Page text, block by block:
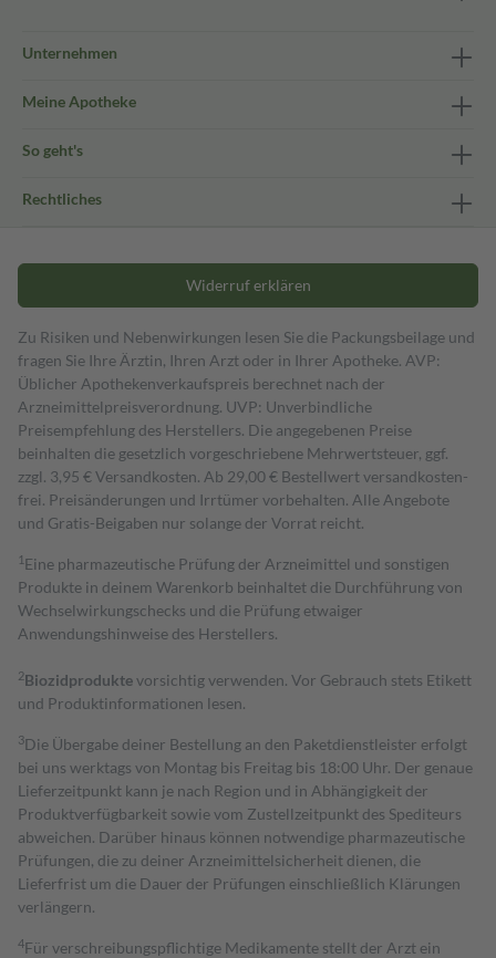
Unternehmen
Meine Apotheke
So geht's
Rechtliches
Widerruf erklären
Zu Risiken und Nebenwirkungen lesen Sie die Packungsbeilage und
fragen Sie Ihre Ärztin, Ihren Arzt oder in Ihrer Apotheke. AVP:
Üblicher Apothekenverkaufspreis berechnet nach der
Arzneimittelpreisverordnung. UVP: Unverbindliche
Preisempfehlung des Herstellers. Die angegebenen Preise
beinhalten die gesetzlich vorgeschriebene Mehrwertsteuer, ggf.
zzgl. 3,95 € Versandkosten. Ab 29,00 € Bestell­wert versand­kosten­
frei. Preisänderungen und Irrtümer vorbehalten. Alle Angebote
und Gratis-Beigaben nur solange der Vorrat reicht.
1 Eine pharmazeutische Prüfung der Arzneimittel und sonstigen
Produkte in deinem Warenkorb beinhaltet die Durchführung von
Wechselwirkungschecks und die Prüfung etwaiger
Anwendungshinweise des Herstellers.
2Biozidproduktevorsichtig verwenden. Vor Gebrauch stets Etikett
und Produktinformationen lesen.
3Die Übergabe deiner Bestellung an den Paketdienstleister erfolgt
bei uns werktags von Montag bis Freitag bis 18:00 Uhr. Der genaue
Lieferzeitpunkt kann je nach Region und in Abhängigkeit der
Produktverfügbarkeit sowie vom Zustellzeitpunkt des Spediteurs
abweichen. Darüber hinaus können notwendige pharmazeutische
Prüfungen, die zu deiner Arzneimittelsicherheit dienen, die
Lieferfrist um die Dauer der Prüfungen einschließlich Klärungen
verlängern.
4Für verschreibungspflichtige Medikamente stellt der Arzt ein